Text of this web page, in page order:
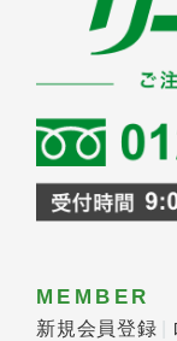
MEMBER
新規会員登録